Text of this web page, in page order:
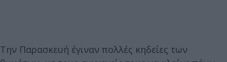
Την Παρασκευή έγιναν πολλές κηδείες των